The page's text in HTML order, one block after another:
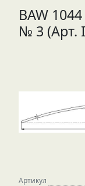
BAW
№ 3 (Арт.
Артикул